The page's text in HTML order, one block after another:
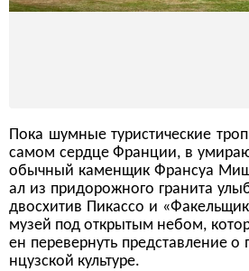
Пока шумные туристические
самом сердце Франции, в
обычный каменщик Франсуа
ал из придорожного гранита
двосхитив Пикассо и
музей под открытым небом,
ен перевернуть представление
нцузской культуре.